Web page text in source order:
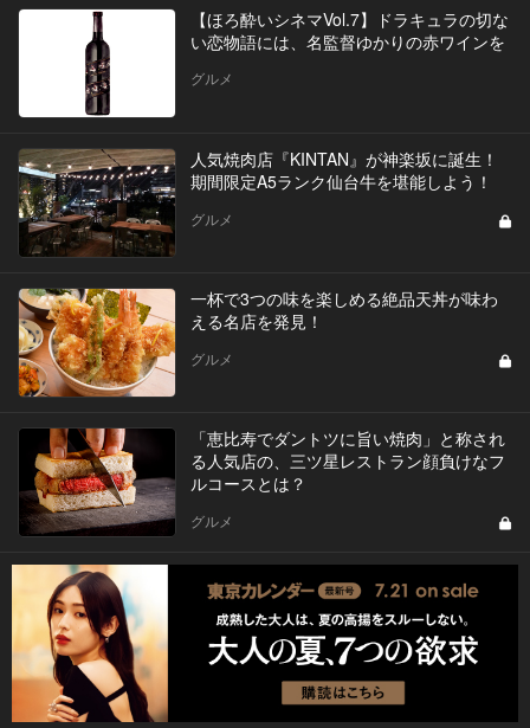
【ほろ酔いシネマVol.7】ドラキュラの切な
い恋物語には、名監督ゆかりの赤ワインを
グルメ
人気焼肉店『KINTAN』が神楽坂に誕生！
期間限定A5ランク仙台牛を堪能しよう！
グルメ
一杯で3つの味を楽しめる絶品天丼が味わ
える名店を発見！
グルメ
「恵比寿でダントツに旨い焼肉」と称され
る人気店の、三ツ星レストラン顔負けなフ
ルコースとは？
グルメ